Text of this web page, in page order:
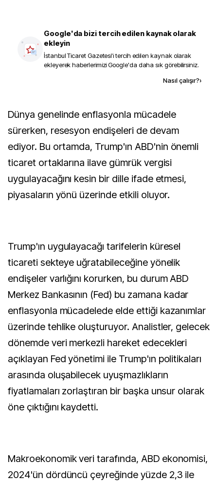
Google'da bizi tercih edilen kaynak olarak
ekleyin
İstanbul Ticaret Gazetesi'i tercih edilen kaynak olarak
ekleyerek haberlerimizi Google'da daha sık görebilirsiniz.
Nasıl çalışır?›
Dünya genelinde enflasyonla mücadele
sürerken, resesyon endişeleri de devam
ediyor. Bu ortamda, Trump'ın ABD'nin önemli
ticaret ortaklarına ilave gümrük vergisi
uygulayacağını kesin bir dille ifade etmesi,
piyasaların yönü üzerinde etkili oluyor.
Trump'ın uygulayacağı tarifelerin küresel
ticareti sekteye uğratabileceğine yönelik
endişeler varlığını korurken, bu durum ABD
Merkez Bankasının (Fed) bu zamana kadar
enflasyonla mücadelede elde ettiği kazanımlar
üzerinde tehlike oluşturuyor. Analistler, gelecek
dönemde veri merkezli hareket edecekleri
açıklayan Fed yönetimi ile Trump'ın politikaları
arasında oluşabilecek uyuşmazlıkların
fiyatlamaları zorlaştıran bir başka unsur olarak
öne çıktığını kaydetti.
Makroekonomik veri tarafında, ABD ekonomisi,
2024'ün dördüncü çeyreğinde yüzde 2,3 ile